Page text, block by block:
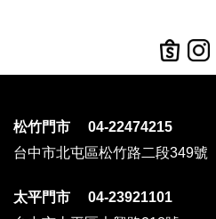
松竹門市 04-22474215
台中市北屯區松竹路二段349號
太平門市 04-23921101